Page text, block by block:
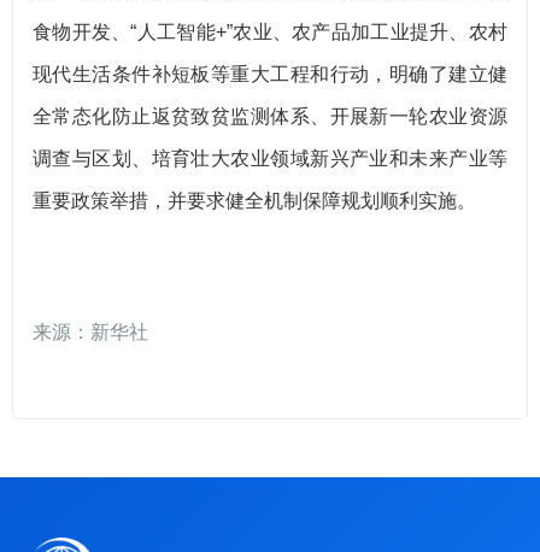
食物开发、“人工智能+”农业、农产品加工业提升、农村
现代生活条件补短板等重大工程和行动，明确了建立健
全常态化防止返贫致贫监测体系、开展新一轮农业资源
调查与区划、培育壮大农业领域新兴产业和未来产业等
重要政策举措，并要求健全机制保障规划顺利实施。
来源：新华社